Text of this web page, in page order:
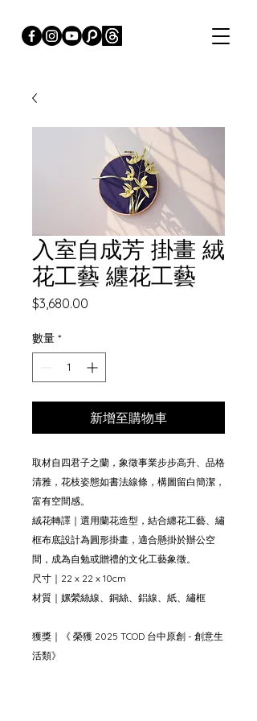
入室自成芳 掛畫 絨
花工藝 纏花工藝
$3,680.00
數量 *
新增至購物車
取材自四君子之蘭，象徵事業步步高升、品格
清雅，花枝姿態如書法線條，構圖留白簡潔，
富有空間感。
絨花轉譯｜選用蘭花造型，結合纏花工藝、繡
框布底設計為圓形掛畫，適合懸掛於辦公空
間，成為自勉或贈禮的文化工藝象徵。
尺寸｜22 x 22 x 10cm
材質｜嫘縈絲線、銅絲、鋁線、紙、繡框
獲獎｜《 榮獲 2025 TCOD 台中原創 - 創意生
活類》